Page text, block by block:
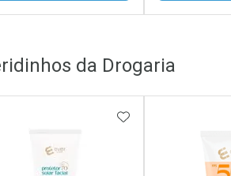
Menos Por
da Drogaria
ADICIONAR AOS